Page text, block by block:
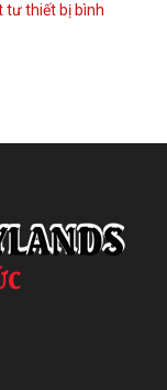
tư thiết bị bình